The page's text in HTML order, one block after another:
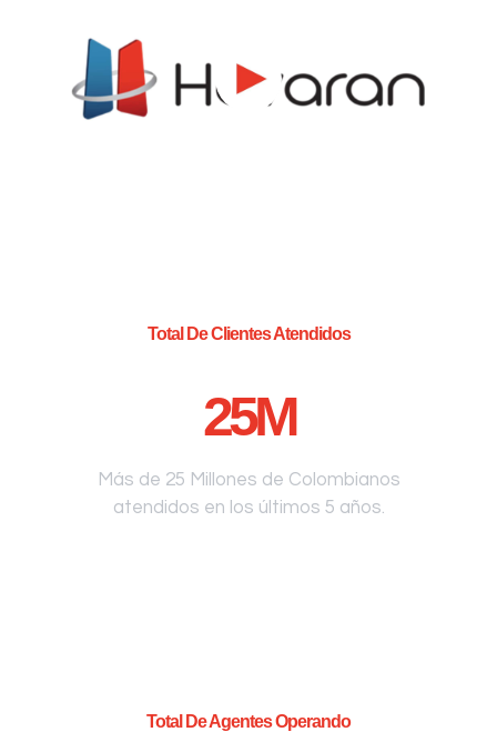
Total De Clientes Atendidos
25M
Más de 25 Millones de Colombianos
atendidos en los últimos 5 años.
Total De Agentes Operando